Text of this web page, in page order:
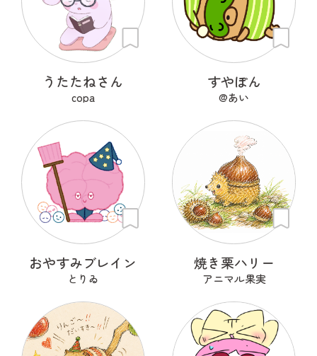
うたたねさん
copa
すやぽん
@あい
おやすみブレイン
とりゐ
焼き栗ハリー
アニマル果実